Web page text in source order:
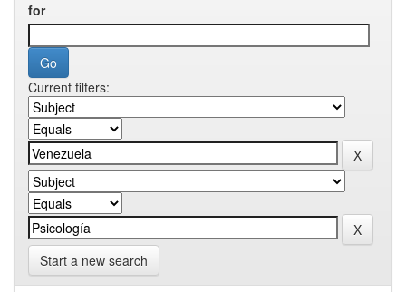
for
Current filters:
Start a new search